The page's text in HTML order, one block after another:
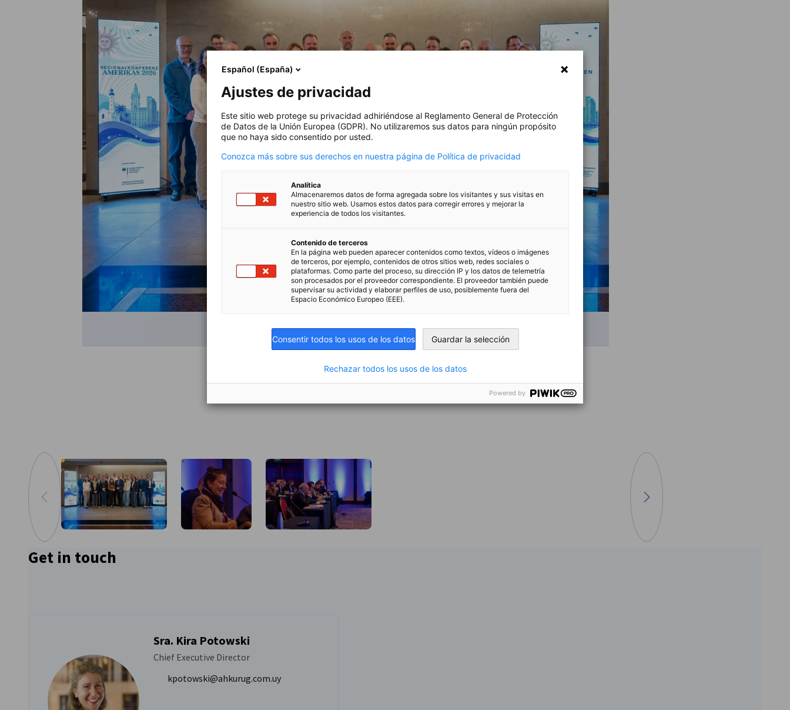
Ampliar imagen
Ir a la imagen anterior Ir a la imagen siguiente
Get in touch
Sra. Kira Potowski
Chief Executive Director
kpotowski@ahkurug.com.uy
Español (España)
Ajustes de privacidad
Este sitio web protege su privacidad adhiriéndose al Reglamento General de Protección
de Datos de la Unión Europea (GDPR). No utilizaremos sus datos para ningún propósito
que no haya sido consentido por usted.
Conozca más sobre sus derechos en nuestra página de Política de privacidad
Analítica
Almacenaremos datos de forma agregada sobre los visitantes y sus visitas en
nuestro sitio web. Usamos estos datos para corregir errores y mejorar la
experiencia de todos los visitantes.
Contenido de terceros
En la página web pueden aparecer contenidos como textos, vídeos o imágenes
de terceros, por ejemplo, contenidos de otros sitios web, redes sociales o
plataformas. Como parte del proceso, su dirección IP y los datos de telemetría
son procesados por el proveedor correspondiente. El proveedor también puede
supervisar su actividad y elaborar perfiles de uso, posiblemente fuera del
Espacio Económico Europeo (EEE).
Consentir todos los usos de los datos Guardar la selección
Rechazar todos los usos de los datos
Powered by